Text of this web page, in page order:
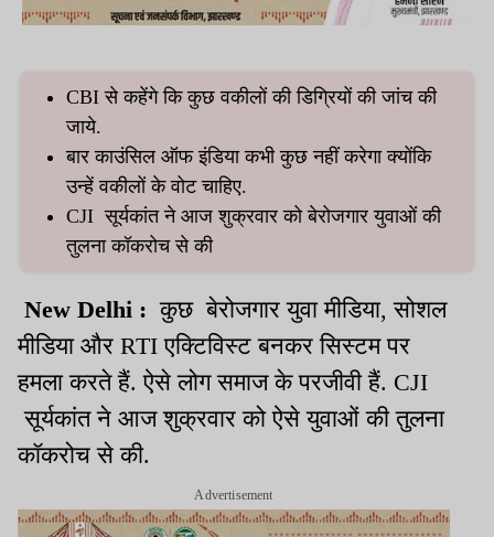
CBI से कहेंगे कि कुछ वकीलों की डिग्रियों की जांच की
जाये.
बार काउंसिल ऑफ इंडिया कभी कुछ नहीं करेगा क्योंकि
उन्हें वकीलों के वोट चाहिए.
CJI सूर्यकांत ने आज शुक्रवार को बेरोजगार युवाओं की
तुलना कॉकरोच से की
New Delhi : कुछ बेरोजगार युवा मीडिया, सोशल
मीडिया और RTI एक्टिविस्ट बनकर सिस्टम पर
हमला करते हैं. ऐसे लोग समाज के परजीवी हैं. CJI
सूर्यकांत ने आज शुक्रवार को ऐसे युवाओं की तुलना
कॉकरोच से की.
Advertisement